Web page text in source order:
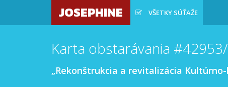
JOSEPHINE VŠETKY SÚŤAŽE
Karta obstarávania
„Rekonštrukcia a revitalizácia